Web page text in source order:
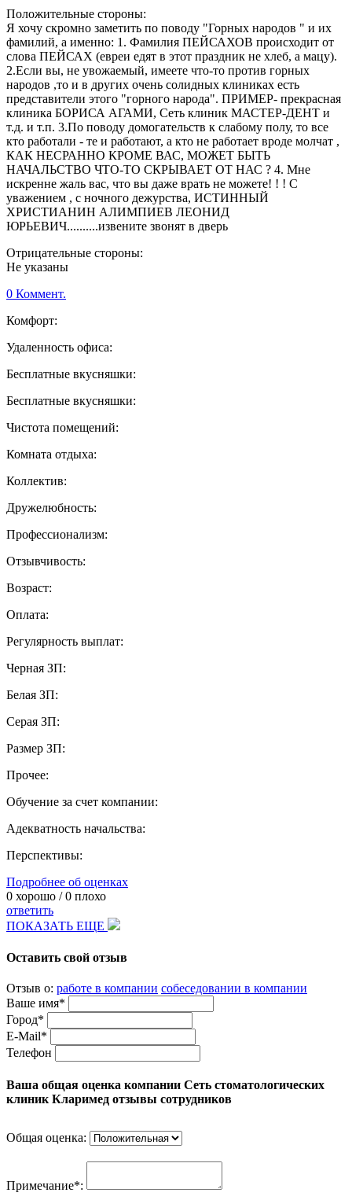
Положительные стороны:
Я хочу скромно заметить по поводу "Горных народов " и их
фамилий, а именно: 1. Фамилия ПЕЙСАХОВ происходит от
слова ПЕЙСАХ (евреи едят в этот праздник не хлеб, а мацу).
2.Если вы, не увожаемый, имеете что-то против горных
народов ,то и в других очень солидных клиниках есть
представители этого "горного народа". ПРИМЕР- прекрасная
клиника БОРИСА АГАМИ, Сеть клиник МАСТЕР-ДЕНТ и
т.д. и т.п. 3.По поводу домогательств к слабому полу, то все
кто работали - те и работают, а кто не работает вроде молчат ,
КАК НЕСРАННО КРОМЕ ВАС, МОЖЕТ БЫТЬ
НАЧАЛЬСТВО ЧТО-ТО СКРЫВАЕТ ОТ НАС ? 4. Мне
искренне жаль вас, что вы даже врать не можете! ! ! С
уважением , с ночного дежурства, ИСТИННЫЙ
ХРИСТИАНИН АЛИМПИЕВ ЛЕОНИД
ЮРЬЕВИЧ..........извените звонят в дверь
Отрицательные стороны:
Не указаны
0 Коммент.
Комфорт:
Удаленность офиса:
Бесплатные вкусняшки:
Бесплатные вкусняшки:
Чистота помещений:
Комната отдыха:
Коллектив:
Дружелюбность:
Профессионализм:
Отзывчивость:
Возраст:
Оплата:
Регулярность выплат:
Черная ЗП:
Белая ЗП:
Серая ЗП:
Размер ЗП:
Прочее:
Обучение за счет компании:
Адекватность начальства:
Перспективы:
Подробнее об оценках
0 хорошо /0 плохо
ответить
ПОКАЗАТЬ ЕЩЕ
Оставить свой отзыв
Отзыв о: работе в компании собеседовании в компании
Ваше имя*
Город*
E-Mail*
Телефон
Ваша общая оценка компании Сеть стоматологических
клиник Кларимед отзывы сотрудников
Общая оценка:
Примечание*: